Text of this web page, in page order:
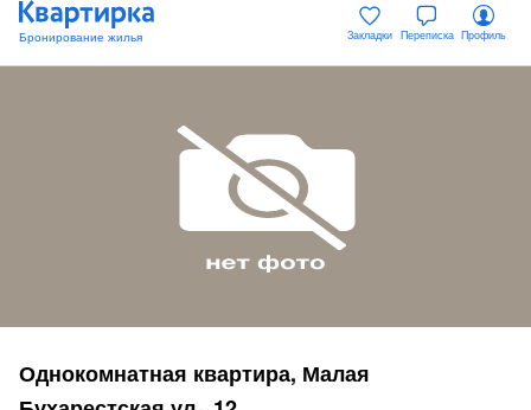
Закладки Переписка Профиль
Однокомнатная квартира, Малая